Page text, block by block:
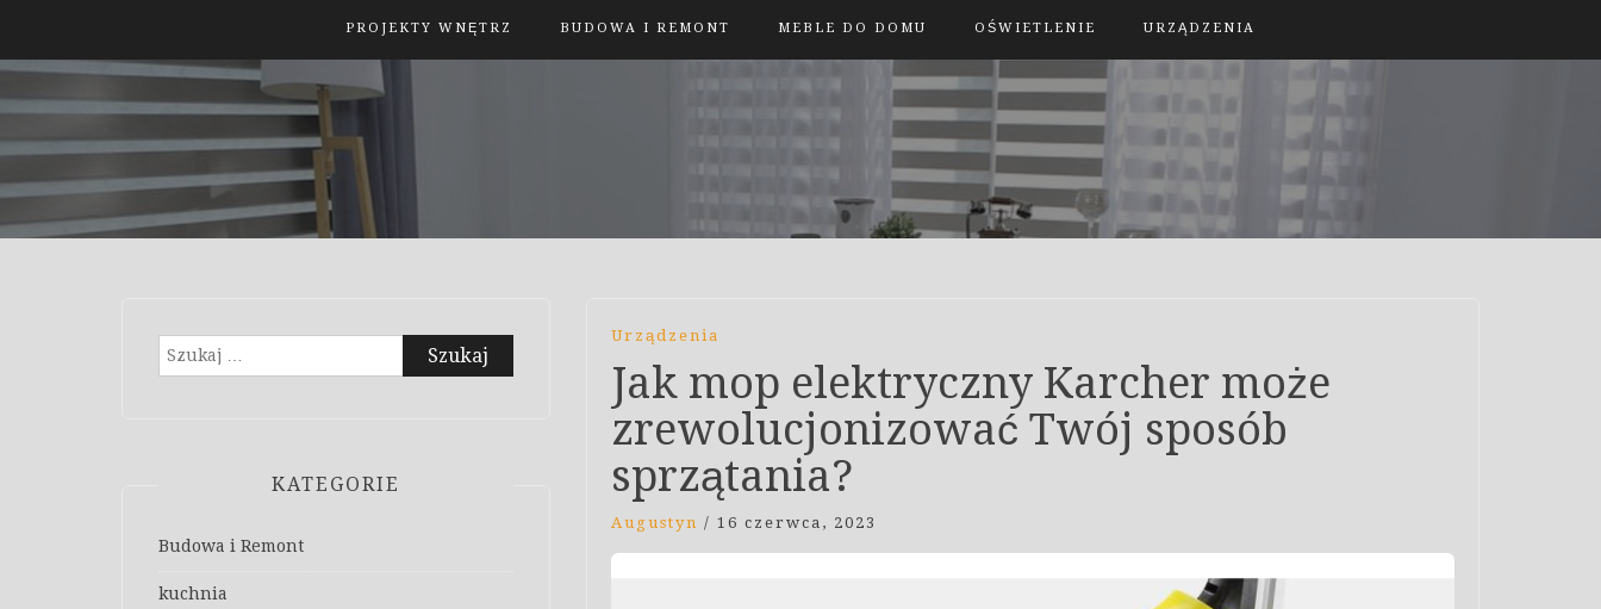
PROJEKTY WNĘTRZ BUDOWA I REMONT MEBLE DO DOMU OŚWIETLENIE URZĄDZENIA
Urządzenia
Jak mop elektryczny Karcher może
zrewolucjonizować Twój sposób
sprzątania?
Augustyn / 16 czerwca, 2023
Szukaj:
KATEGORIE
Budowa i Remont
kuchnia